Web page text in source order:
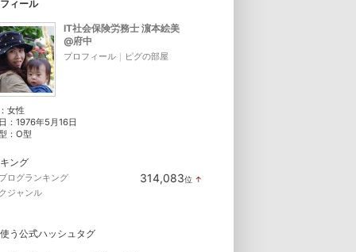
ィール
IT社会保険労務士 濵本絵美
@府中
プロフィール ｜ ピグの部屋
女性
： 1976年5月16日
： O型
ング
ログランキング 314,083位 ↑
ジャンル
う公式ハッシュタグ